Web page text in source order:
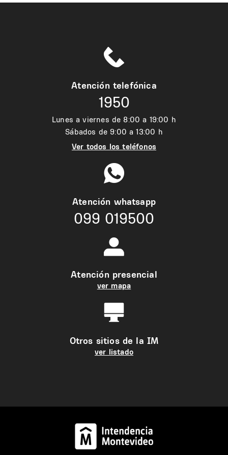
Atención telefónica
1950
Lunes a viernes de 8:00 a 19:00 h
Sábados de 9:00 a 13:00 h
Ver todos los teléfonos
Atención whatsapp
099 019500
Atención presencial
ver mapa
Otros sitios de la IM
ver listado